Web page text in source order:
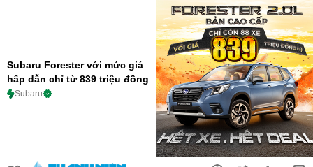
Subaru Forester với mức giá
hấp dẫn chỉ từ 839 triệu đồng
Subaru